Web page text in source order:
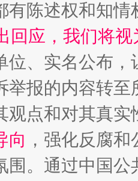
施
有陈述权和知情
回应，我们将
位、实名公布
举报的内容转
观点和对其真实
向 ，强化反腐
围。通过中国